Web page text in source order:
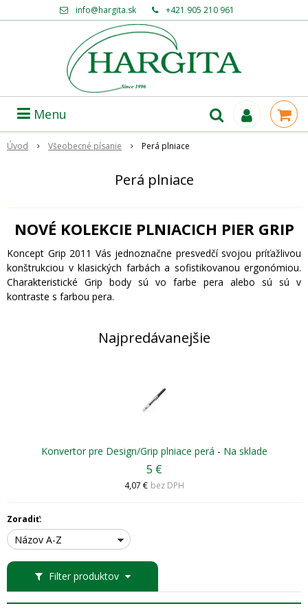
info@hargita.sk +421 905 210 961
Menu
Úvod Všeobecné písanie Perá plniace
Perá plniace
NOVÉ KOLEKCIE PLNIACICH PIER GRIP
Koncept Grip 2011 Vás jednoznačne presvedčí svojou príťažlivou
konštrukciou v klasických farbách a sofistikovanou ergonómiou.
Charakteristické Grip body sú vo farbe pera alebo sú sú v
kontraste s farbou pera.
Najpredávanejšie
Konvertor pre Design/Grip plniace perá - Na sklade
5 €
4,07 € bez DPH
Filter produktov
Zoradiť:
Názov A-Z